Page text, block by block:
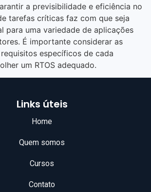
a previsibilidade e eficiência no
tarefas críticas faz com que seja
para uma variedade de aplicações
É importante considerar as
específicos de cada
um RTOS adequado.
Links úteis
Home
Quem somos
Cursos
Contato